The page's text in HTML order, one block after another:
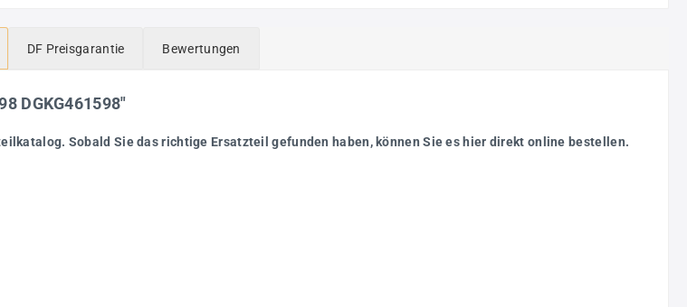
DF Preisgarantie Bewertungen
DGKG461598"
Sobald Sie das richtige Ersatzteil gefunden haben, können Sie es hier direkt online bestellen.